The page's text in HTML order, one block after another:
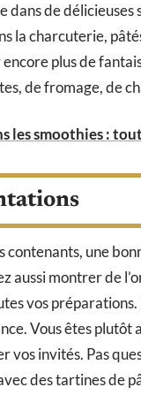
de délicieuses
la charcuterie,
plus de
de fromage, de
les smoothies :
contenants, une
aussi montrer de
vos préparations.
Vous êtes
vos invités. Pas
des tartines de